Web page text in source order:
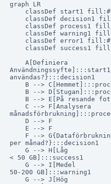
graph LR
classDef start1
classDef decision1
classDef process1
classDef warning1
classDef error1
classDef success1
    A[Definiera
användas?}:::decision1
B -->
B -->
B --> E[På resande
    C --> F[Analysera
    D --> F
    E --> F
F -->
per månad?}:::decision1
    G --> H[Låg
< 50 GB]:::success1
    G --> I[Medel
50-200 GB]:::warning1
    G --> J[Hög